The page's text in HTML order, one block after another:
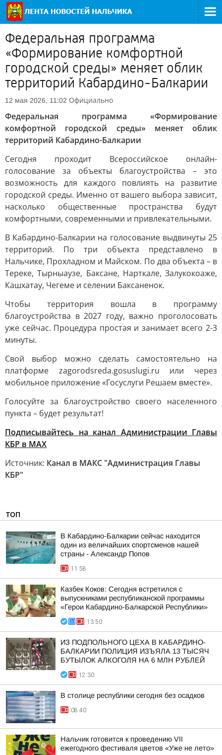
Федеральная программа
«Формирование комфортной
городской среды» меняет облик
территорий Кабардино-Балкарии
12 мая 2026, 11:02 Официально
Федеральная программа «Формирование
комфортной городской среды» меняет облик
территорий Кабардино-Балкарии
Сегодня проходит Всероссийское онлайн-
голосование за объекты благоустройства – это
возможность для каждого повлиять на развитие
городской среды. Именно от вашего выбора зависит,
насколько общественные пространства будут
комфортными, современными и привлекательными.
В Кабардино-Балкарии на голосование выдвинуты 25
территорий. По три объекта представлено в
Нальчике, Прохладном и Майском. По два объекта – в
Тереке, Тырныаузе, Баксане, Нарткале, Залукокоаже,
Кашхатау, Чегеме и селении Баксаненок.
Чтобы территория вошла в программу
благоустройства в 2027 году, важно проголосовать
уже сейчас. Процедура простая и занимает всего 2-3
минуты.
Свой выбор можно сделать самостоятельно на
платформе zagorodsreda.gosuslugi.ru или через
мобильное приложение «Госуслуги Решаем вместе».
Голосуйте за благоустройство своего населенного
пункта – будет результат!
Подписывайтесь на канал Администрации Главы
КБР в МАХ
Источник: Канал в МАКС "Администрация Главы
КБР"
ТОП
В Кабардино-Балкарии сейчас находится
один из величайших спортсменов нашей
страны - Александр Попов
11:58
Казбек Коков: Сегодня встретился с
выпускниками республиканской программы
«Герои Кабардино-Балкарской Республики»
13:50
ИЗ ПОДПОЛЬНОГО ЦЕХА В КАБАРДИНО-
БАЛКАРИИ ПОЛИЦИЯ ИЗЪЯЛА 13 ТЫСЯЧ
БУТЫЛОК АЛКОГОЛЯ НА 6 МЛН РУБЛЕЙ
12:30
В столице республики сегодня без осадков
08:40
Нальчик готовится к проведению VII
ежегодного фестиваля цветов «Уже не лето»